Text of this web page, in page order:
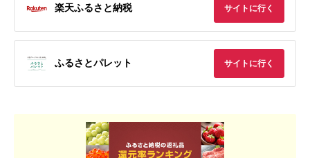
楽天ふるさと納税 サイトに行く
ふるさとパレット サイトに行く